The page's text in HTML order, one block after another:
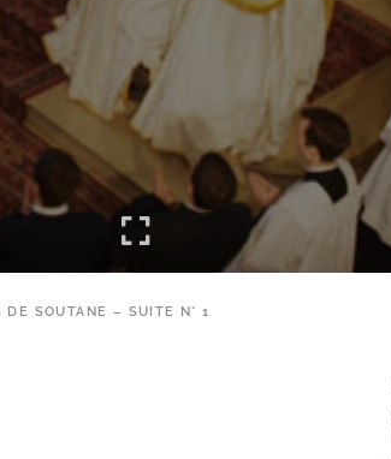
DE SOUTANE – SUITE N° 1